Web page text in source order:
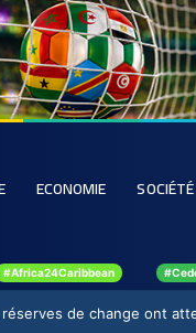
ECONOMIE SOCIÉTÉ
#Africa24Caribbean
réserves de change ont